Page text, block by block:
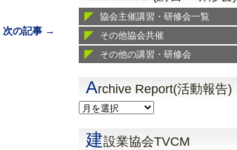
次の記事 →
協会主催講習・研修会一覧
その他協会共催
その他の講習・研修会
Archive Report(活動報告)
建設業協会TVCM